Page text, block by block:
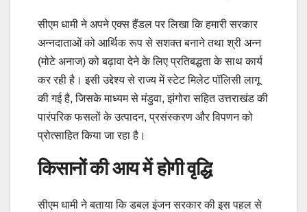
सीएम धामी ने अपने एक्स हैंडल पर लिखा कि हमारी सरकार
अन्नदाताओं को आर्थिक रूप से सशक्त बनाने तथा श्री अन्न
(मोटे अनाज) को बढ़ावा देने के लिए प्रतिबद्धता के साथ कार्य
कर रही है। इसी उद्देश्य से राज्य में स्टेट मिलेट पॉलिसी लागू
की गई है, जिसके माध्यम से मंडुवा, झंगोरा सहित उत्तराखंड की
पारंपरिक फसलों के उत्पादन, प्रसंस्करण और विपणन को
प्रोत्साहित किया जा रहा है।
किसानों की आय में होगी वृद्धि
सीएम धामी ने बताया कि डबल इंजन सरकार की इस पहल से